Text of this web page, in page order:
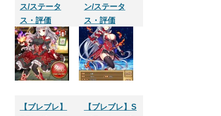
ス/ステータ
ス・評価
ン/ステータ
ス・評価
【ブレブレ】
【ブレブレ】S